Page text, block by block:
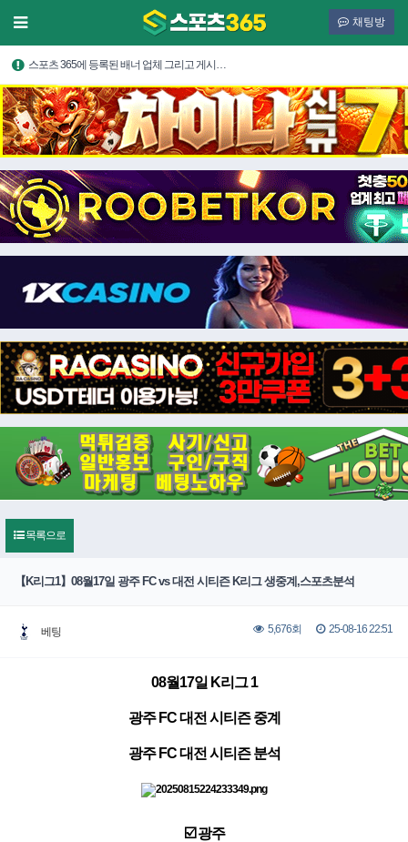
채팅방
스포츠 365에 등록된 배너 업체 그리고 게시…
목록으로
【K리그1】08월17일 광주 FC vs 대전 시티즌 K리그 생중계,스포츠분석
베팅 5,676회 25-08-16 22:51
08월17일 K리그 1
광주 FC 대전 시티즌 중계
광주 FC 대전 시티즌 분석
☑️ 광주